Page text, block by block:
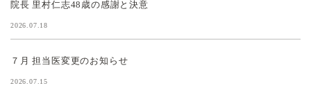
院長 里村仁志48歳の感謝と決意
2026.07.18
７月 担当医変更のお知らせ
2026.07.15